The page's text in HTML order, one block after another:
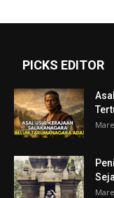
PICKS EDITOR